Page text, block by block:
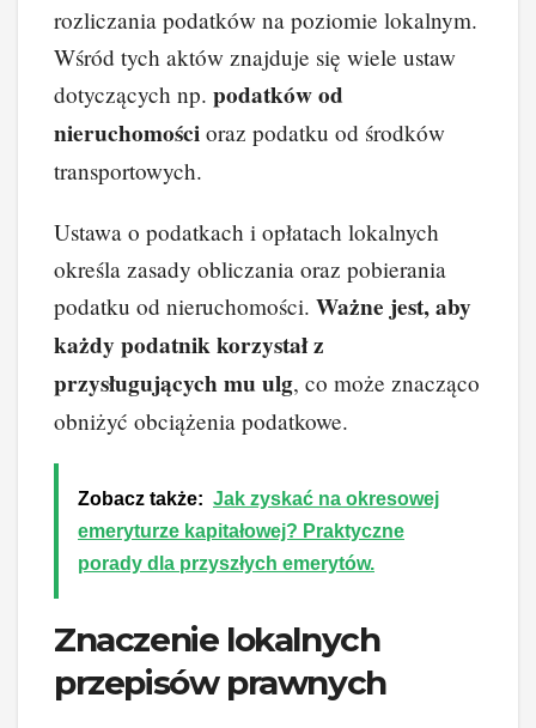
rozliczania podatków na poziomie lokalnym.
Wśród tych aktów znajduje się wiele ustaw
dotyczących np. podatków od
nieruchomości oraz podatku od środków
transportowych.
Ustawa o podatkach i opłatach lokalnych
określa zasady obliczania oraz pobierania
podatku od nieruchomości. Ważne jest, aby
każdy podatnik korzystał z
przysługujących mu ulg, co może znacząco
obniżyć obciążenia podatkowe.
Zobacz także: Jak zyskać na okresowej
emeryturze kapitałowej? Praktyczne
porady dla przyszłych emerytów.
Znaczenie lokalnych
przepisów prawnych